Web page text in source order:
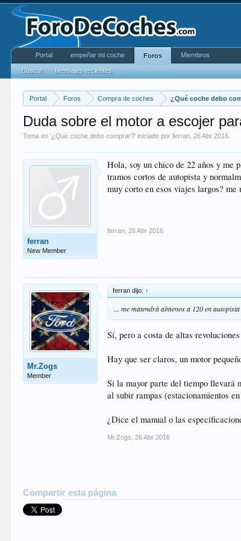
Portal Foros Compra de coches ¿Qué coche debo
Duda sobre el motor a escojer
Tema en '¿Qué coche debo comprar?' iniciado porferran ,26 Abr 2016
ferran
New Member
Hola, soy un chico de 22 años y me
tramos cortos de autopista y
muy corto en esos viajes largos? me
ferran 26 Abr 2016
Mr.Zogs
Member
ferran dijo: ↑
... me matendrà almenos a 120 en
Sí, pero a costa de altas
Hay que ser claros, un motor
Si la mayor parte del tiempo llevará
al subir rampas (estacionamientos
¿Dice el manual o las
Mr.Zogs 26 Abr 2016
Compartir esta página
Portal empeñar mi coche Foros
Buscar Mensajes recientes
Miembros